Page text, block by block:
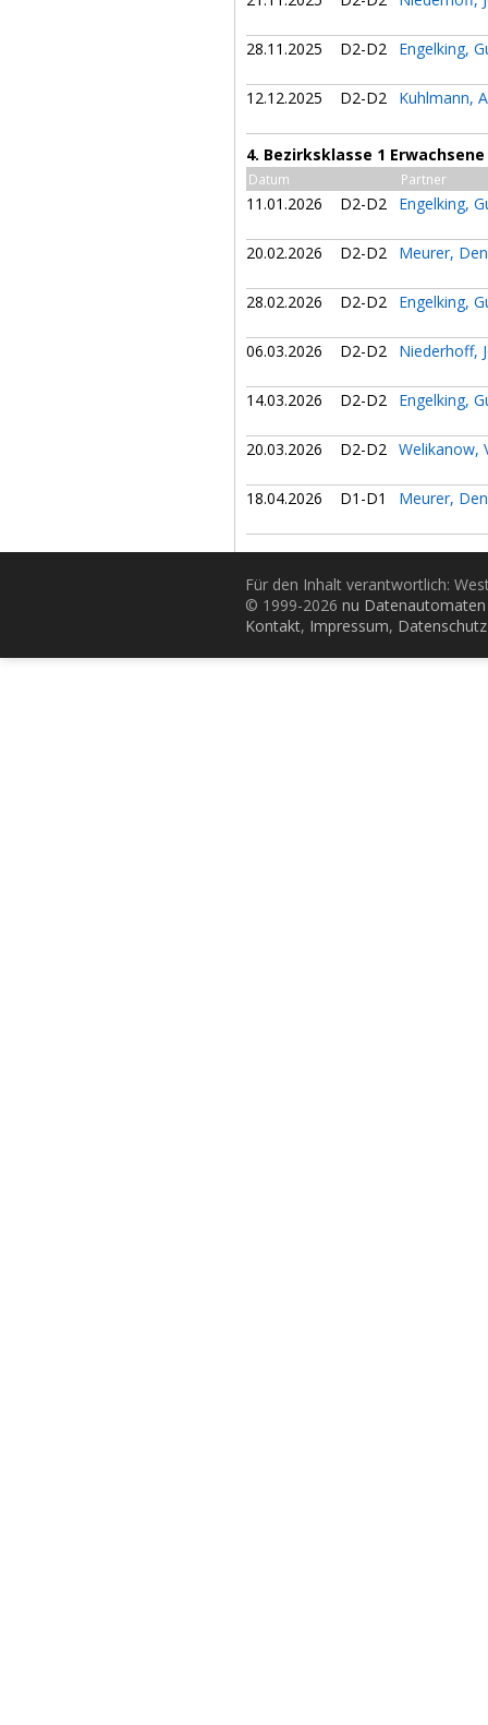
28.11.2025 D2-D2 Engelking,
12.12.2025 D2-D2 Kuhlmann,
4. Bezirksklasse 1
Datum Partner
11.01.2026 D2-D2 Engelking,
20.02.2026 D2-D2 Meurer,
28.02.2026 D2-D2 Engelking,
06.03.2026 D2-D2 Niederhoff,
14.03.2026 D2-D2 Engelking,
20.03.2026 D2-D2 Welikanow,
18.04.2026 D1-D1 Meurer,
Für den Inhalt verantwortlich:
© 1999-2026 nu
Kontakt, Impressum, Datenschutz